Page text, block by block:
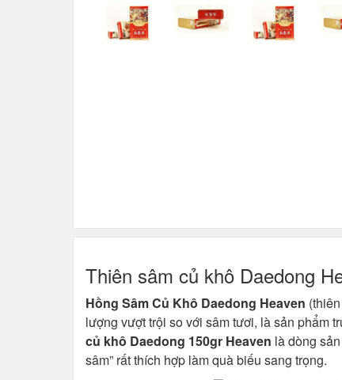
Thiên sâm củ khô Daedong
Hồng Sâm Củ Khô Daedong Heaven
lượng vượt trội so với sâm tươi, là sản phẩm
củ khô Daedong 150gr Heaven là dòng
sâm” rất thích hợp làm quà biếu sang trọng.